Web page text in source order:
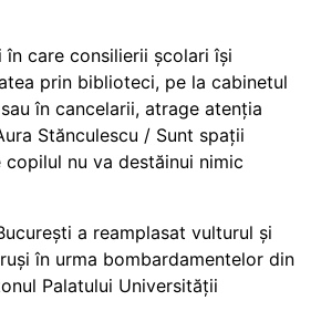
în care consilierii școlari își
prin biblioteci, pe la cabinetul
în cancelarii, atrage atenția
Stănculescu / Sunt spații
nu va destăinui nimic
a reamplasat vulturul și
în urma bombardamentelor din
Palatului Universității